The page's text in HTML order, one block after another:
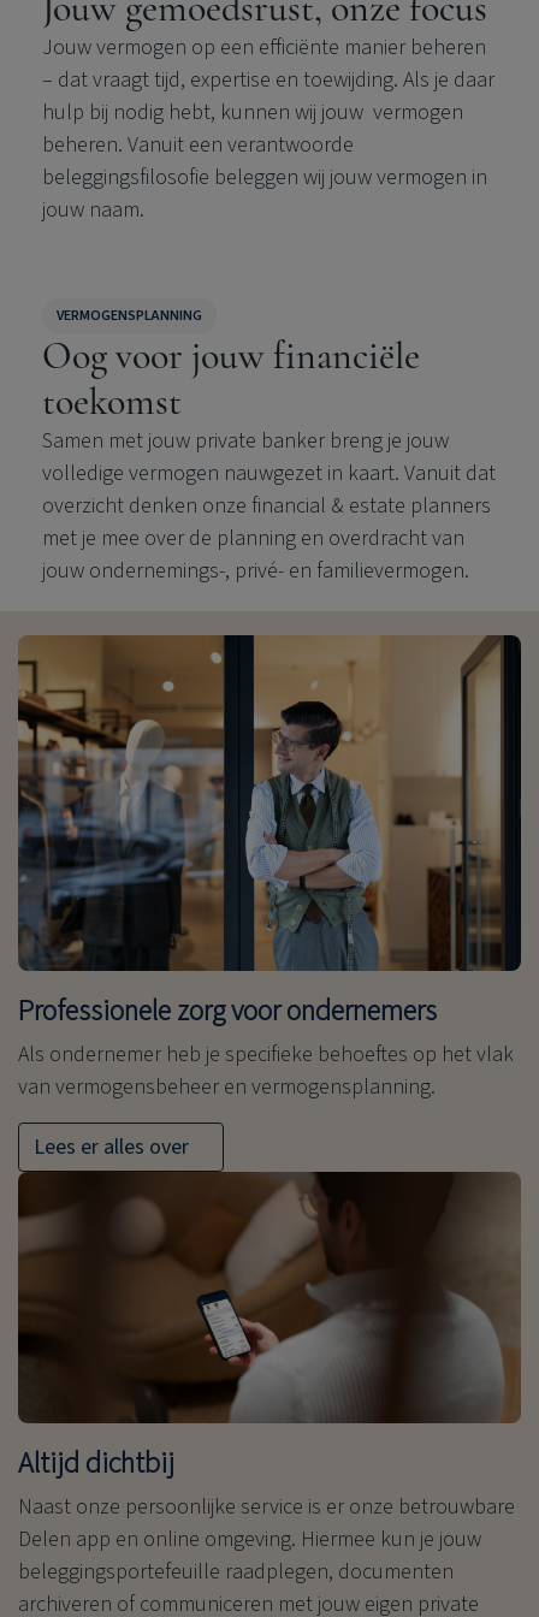
Jouw vermogen op een efficiënte manier beheren
– dat vraagt tijd, expertise en toewijding. Als je daar
hulp bij nodig hebt, kunnen wij jouw vermogen
beheren. Vanuit een verantwoorde
beleggingsfilosofie beleggen wij jouw vermogen in
jouw naam.
VERMOGENSPLANNING
Oog voor jouw financiële
toekomst
Samen met jouw private banker breng je jouw
volledige vermogen nauwgezet in kaart. Vanuit dat
overzicht denken onze financial & estate planners
met je mee over de planning en overdracht van
jouw ondernemings-, privé- en familievermogen.
Professionele zorg voor ondernemers
Als ondernemer heb je specifieke behoeftes op het vlak
van vermogensbeheer en vermogensplanning.
Lees er alles over
Altijd dichtbij
Naast onze persoonlijke service is er onze betrouwbare
Delen app en online omgeving. Hiermee kun je jouw
beleggingsportefeuille raadplegen, documenten
archiveren of communiceren met jouw eigen private